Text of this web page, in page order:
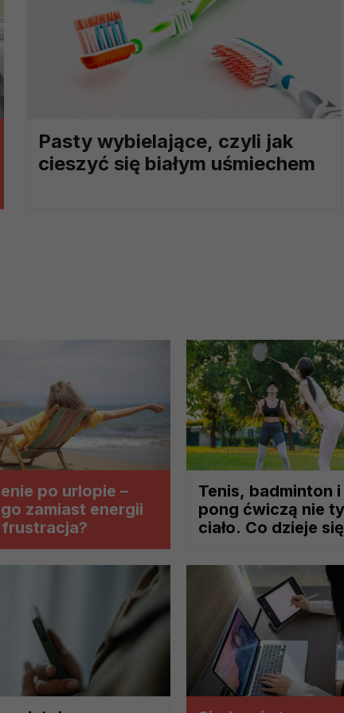
Pasty wybielające, czyli jak
cieszyć się białym uśmiechem
po urlopie –
zamiast energii
Tenis, badminton
pong ćwiczą nie
ciało. Co dzieje
Twoje dane możemy przekazywać podmiotom
naszych usług oraz podmiotom uprawnionym
organy ścigania – oczywiście tylko gdy wystąpią z
Twoich danych?
dostępu do danych, sprostowania, usunięcia lub
Twoich danych?
musi być oparte na właściwej, zgodnej z obowiązującymi
danych w celu świadczenia usług, w tym
lub podobne dokumenty dostępne w usługach, z
i marketingu własnego administratorów jest tzw.
marketingowych podmiotów trzecich będzie odbywać